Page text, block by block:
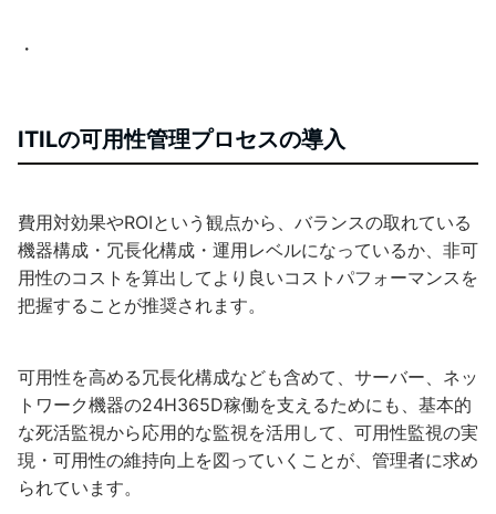
・
ITILの可用性管理プロセスの導入
費用対効果やROIという観点から、バランスの取れている
機器構成・冗長化構成・運用レベルになっているか、非可
用性のコストを算出してより良いコストパフォーマンスを
把握することが推奨されます。
可用性を高める冗長化構成なども含めて、サーバー、ネッ
トワーク機器の24H365D稼働を支えるためにも、基本的
な死活監視から応用的な監視を活用して、可用性監視の実
現・可用性の維持向上を図っていくことが、管理者に求め
られています。